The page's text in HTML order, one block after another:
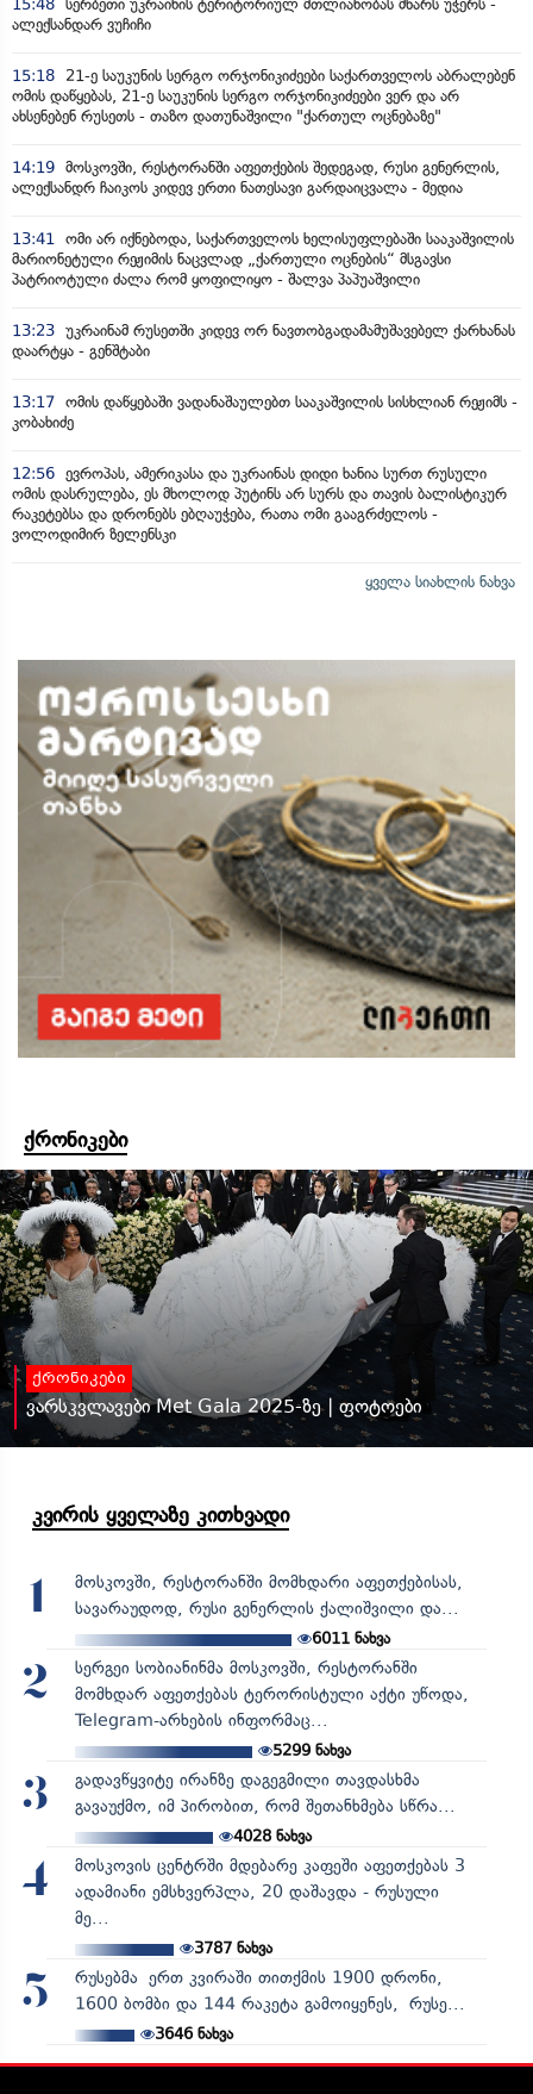
15:48 სერბეთი უკრაინის ტერიტორიულ მთლიანობას მხარს უჭერს -
ალექსანდარ ვუჩიჩი
15:18
21-ე საუკუნის სერგო ორჯონიკიძეები საქართველოს აბრალებენ
ომის დაწყებას, 21-ე საუკუნის სერგო ორჯონიკიძეები ვერ და არ
ახსენებენ რუსეთს - თაზო დათუნაშვილი "ქართულ ოცნებაზე"
14:19 მოსკოვში, რესტორანში აფეთქების შედეგად, რუსი გენერლის,
ალექსანდრ ჩაიკოს კიდევ ერთი ნათესავი გარდაიცვალა - მედია
13:41
ომი არ იქნებოდა, საქართველოს ხელისუფლებაში სააკაშვილის
მარიონეტული რეჟიმის ნაცვლად „ქართული ოცნების“ მსგავსი
პატრიოტული ძალა რომ ყოფილიყო - შალვა პაპუაშვილი
13:23 უკრაინამ რუსეთში კიდევ ორ ნავთობგადამამუშავებელ ქარხანას
დაარტყა - გენშტაბი
13:17 ომის დაწყებაში ვადანაშაულებთ სააკაშვილის სისხლიან რეჟიმს -
კობახიძე
12:56 ევროპას, ამერიკასა და უკრაინას დიდი ხანია სურთ რუსული
ომის დასრულება, ეს მხოლოდ პუტინს არ სურს და თავის ბალისტიკურ
რაკეტებსა და დრონებს ებღაუჭება, რათა ომი გააგრძელოს -
ვოლოდიმირ ზელენსკი
ყველა სიახლის ნახვა
ქრონიკები
ქრონიკები
ვარსკვლავები Met Gala 2025-ზე | ფოტოები
კვირის ყველაზე კითხვადი
1
მოსკოვში, რესტორანში მომხდარი აფეთქებისას,
სავარაუდოდ, რუსი გენერლის ქალიშვილი და...
6011 ნახვა
2
სერგეი სობიანინმა მოსკოვში, რესტორანში
მომხდარ აფეთქებას ტერორისტული აქტი უწოდა,
Telegram-არხების ინფორმაც...
5299ნახვა
3
გადავწყვიტე ირანზე დაგეგმილი თავდასხმა
გავაუქმო, იმ პირობით, რომ შეთანხმება სწრა...
4028ნახვა
4
მოსკოვის ცენტრში მდებარე კაფეში აფეთქებას 3
ადამიანი ემსხვერპლა, 20 დაშავდა - რუსული
მე...
3787ნახვა
5
რუსებმა ერთ კვირაში თითქმის 1900 დრონი,
1600 ბომბი და 144 რაკეტა გამოიყენეს, რუსე...
3646ნახვა